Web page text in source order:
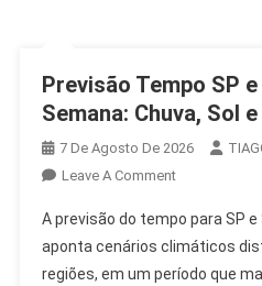
Previsão Tempo SP
Semana: Chuva, Sol
7 De Agosto De 2026
Leave A CommentOn
Tempo
SP
E
A previsão do tempo para SP
aponta cenários climáticos
regiões, em um período que